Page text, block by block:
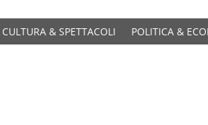
CULTURA & SPETTACOLI POLITICA &